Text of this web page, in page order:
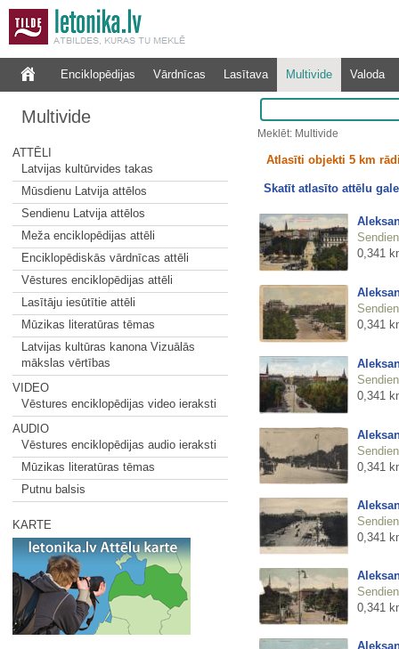
Enciklopēdijas Vārdnīcas Lasītava Multivide Valoda
Multivide
ATTĒLI
Latvijas kultūrvides takas
Mūsdienu Latvija attēlos
Sendienu Latvija attēlos
Meža enciklopēdijas attēli
Enciklopēdiskās vārdnīcas attēli
Vēstures enciklopēdijas attēli
Lasītāju iesūtītie attēli
Mūzikas literatūras tēmas
Latvijas kultūras kanona Vizuālās
mākslas vērtības
VIDEO
Vēstures enciklopēdijas video ieraksti
AUDIO
Vēstures enciklopēdijas audio ieraksti
Mūzikas literatūras tēmas
Putnu balsis
KARTE
Meklēt: Multivide
Atlasīti objekti 5 km
Skatīt atlasīto attēlu
0,341
0,341
0,341
0,341
0,341
0,341